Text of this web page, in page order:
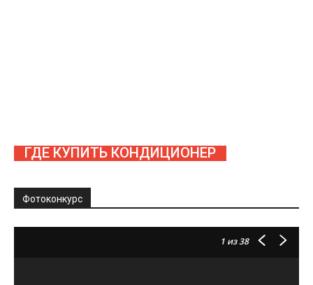
ГДЕ КУПИТЬ КОНДИЦИОНЕР
Фотоконкурс
1 из 38